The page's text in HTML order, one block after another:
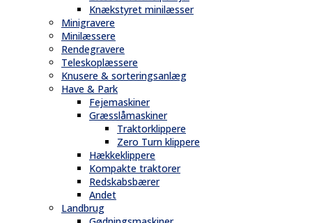
Knækstyret minilæsser
Minigravere
Minilæssere
Rendegravere
Teleskoplæssere
Knusere & sorteringsanlæg
Have & Park
Fejemaskiner
Græsslåmaskiner
Traktorklippere
Zero Turn klippere
Hækkeklippere
Kompakte traktorer
Redskabsbærer
Andet
Landbrug